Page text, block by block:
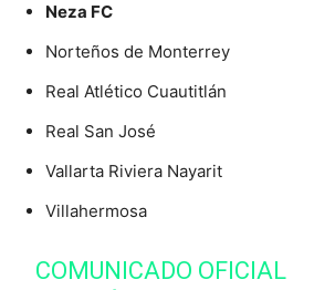
Neza FC
Norteños de Monterrey
Real Atlético Cuautitlán
Real San José
Vallarta Riviera Nayarit
Villahermosa
COMUNICADO OFICIAL